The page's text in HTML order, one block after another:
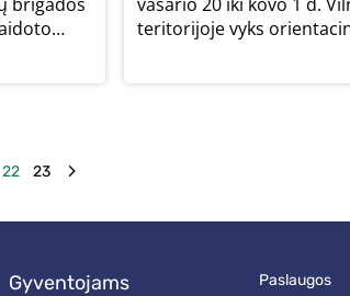
teritorijoje vyks
22 23
gyventojams
paslaugos